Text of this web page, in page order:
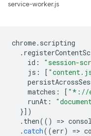
service-worker.js
chrome. scripting
.
id : "session-
js : [
matches : [ "*://
runAt :
}])
. then(() =>
.catch((err) =>